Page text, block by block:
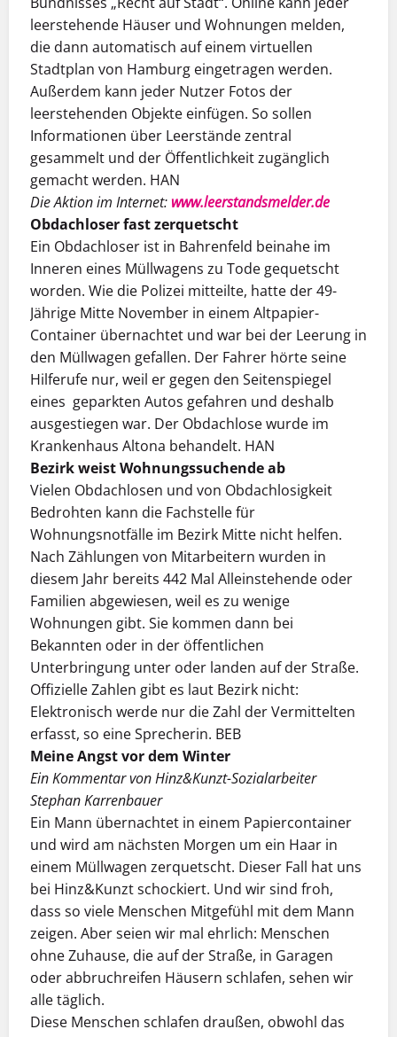
leerstehende Häuser und Wohnungen melden,
die dann automatisch auf einem virtuellen
Stadtplan von Hamburg eingetragen werden.
Außerdem kann jeder Nutzer Fotos der
leerstehenden Objekte einfügen. So sollen
Informationen über Leerstände zentral
gesammelt und der Öffentlichkeit zugänglich
gemacht werden. HAN
Die Aktion im Internet: www.leerstandsmelder.de
Obdachloser fast zerquetscht
Ein Obdachloser ist in Bahrenfeld beinahe im
Inneren eines Müllwagens zu Tode gequetscht
worden. Wie die Polizei mitteilte, hatte der 49-
Jährige Mitte November in einem Altpapier-
Container übernachtet und war bei der Leerung in
den Müllwagen gefallen. Der Fahrer hörte seine
Hilferufe nur, weil er gegen den Seitenspiegel
eines geparkten Autos gefahren und deshalb
ausgestiegen war. Der Obdachlose wurde im
Krankenhaus Altona behandelt. HAN
Bezirk weist Wohnungssuchende ab
Vielen Obdachlosen und von Obdachlosigkeit
Bedrohten kann die Fachstelle für
Wohnungsnotfälle im Bezirk Mitte nicht helfen.
Nach Zählungen von Mitarbeitern wurden in
diesem Jahr bereits 442 Mal Alleinstehende oder
Familien abgewiesen, weil es zu wenige
Wohnungen gibt. Sie kommen dann bei
Bekannten oder in der öffentlichen
Unterbringung unter oder landen auf der Straße.
Offizielle Zahlen gibt es laut Bezirk nicht:
Elektronisch werde nur die Zahl der Vermittelten
erfasst, so eine Sprecherin. BEB
Meine Angst vor dem Winter
Ein Kommentar von Hinz&Kunzt-Sozialarbeiter
Stephan Karrenbauer
Ein Mann übernachtet in einem Papiercontainer
und wird am nächsten Morgen um ein Haar in
einem Müllwagen zerquetscht. Dieser Fall hat uns
bei Hinz&Kunzt schockiert. Und wir sind froh,
dass so viele Menschen Mitgefühl mit dem Mann
zeigen. Aber seien wir mal ehrlich: Menschen
ohne Zuhause, die auf der Straße, in Garagen
oder abbruchreifen Häusern schlafen, sehen wir
alle täglich.
Diese Menschen schlafen draußen, obwohl das